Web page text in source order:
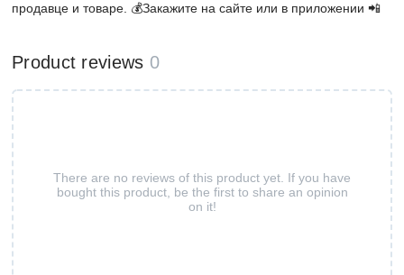
продавце и товаре. 💰Закажите на сайте или в приложении 📲
Product reviews 0
There are no reviews of this product yet. If you have
bought this product, be the first to share an opinion
on it!